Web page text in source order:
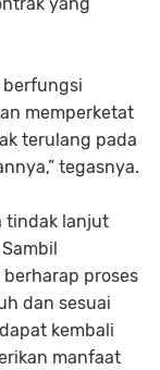
berfungsi
memperketat
terulang pada
tegasnya.
tindak lanjut
proses
dan sesuai
kembali
manfaat